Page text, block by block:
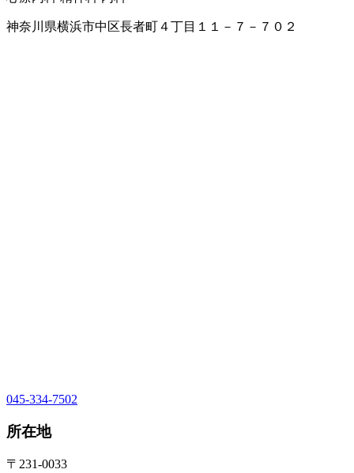
神奈川県横浜市中区長者町４丁目１１－７－７０２
045-334-7502
所在地
〒231-0033